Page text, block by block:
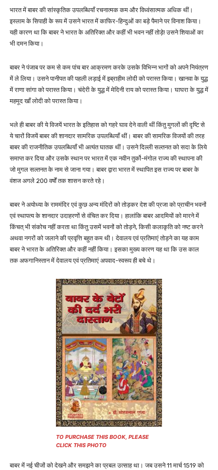
भारत में बाबर की सांस्कृतिक उपलब्धियाँ रचनात्मक कम और विध्वंसात्मक अधिक थीं।
इस्लाम के सिपाही के रूप में उसने भारत में काफिर-हिन्दुओं का बड़े पैमाने पर विनाश किया।
यही कारण था कि बाबर ने भारत के अतिरिक्त और कहीं भी भवन नहीं तोड़े! उसने शियाओं का
भी दमन किया।
बाबर ने पंजाब पर कम से कम पांच बार आक्रमण करके उसके विभिन्न भागों को अपने नियंत्रण
में ले लिया। उसने पानीपत की पहली लड़ाई में इब्राहीम लोदी को परास्त किया। खानवा के युद्ध
में राणा सांगा को परास्त किया। चंदेरी के युद्ध में मेदिनी राय को परास्त किया। घाघरा के युद्ध में
महमूद खाँ लोदी को परास्त किया।
भले ही बाबर की ये विजयें भारत के इतिहास को गहरे घाव देने वाली थीं किंतु मुगलों की दृष्टि से
ये चारों विजयें बाबर की शानदार सामरिक उपलब्धियाँ थीं। बाबर की सामरिक विजयों की तरह
बाबर की राजनीतिक उपलब्धियाँ भी अत्यंत घातक थीं। उसने दिल्ली सल्तनत को सदा के लिये
समाप्त कर दिया और उसके स्थान पर भारत में एक नवीन तुर्को-मंगोल राज्य की स्थापना की
जो मुगल सल्तनत के नाम से जाना गया। बाबर द्वारा भारत में स्थापित इस राज्य पर बाबर के
वंशज अगले 200 वर्षों तक शासन करते रहे।
बाबर ने अयोध्या के राममंदिर एवं कुछ अन्य मंदिरों को तोड़कर देश की प्रजा को प्राचीन भवनों
एवं स्थापत्य के शानदार उदाहरणों से वंचित कर दिया। हालांकि बाबर आदमियों को मारने में
किंचत् भी संकोच नहीं करता था किंतु उसमें भवनों को तोड़ने, किसी कलाकृति को नष्ट करने
अथवा नगरों को जलाने की प्रवृत्ति बहुत कम थी। देवालय एवं प्रतिमाएं तोड़ने का यह काम
बाबर ने भारत के अतिरिक्त और कहीं नहीं किया। इसका मुख्य कारण यह था कि उस काल
तक अफगानिस्तान में देवालय एवं प्रतिमाएं अपवाद-स्वरूप ही बचे थे।
TO PURCHASE THIS BOOK, PLEASE
CLICK THIS PHOTO
बाबर में नई चीजों को देखने और समझने का प्रबल उत्साह था। जब उसने 11 मार्च 1519 को